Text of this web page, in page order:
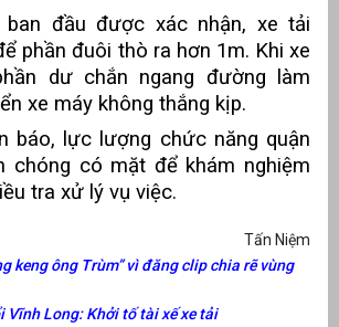
ban đầu được xác nhận, xe tải
phần đuôi thò ra hơn 1m. Khi xe
dư chắn ngang đường làm
xe máy không thắng kịp.
báo, lực lượng chức năng quận
chóng có mặt để khám nghiệm
tra xử lý vụ việc.
Tấn Niệm
keng ông Trùm” vì đăng clip chia rẽ vùng
Vĩnh Long: Khởi tố tài xế xe tải